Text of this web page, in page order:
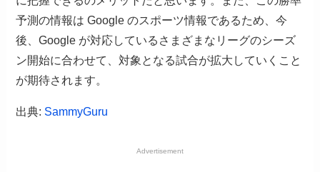
予測の情報は Google のスポーツ情報であるため、今
後、Google が対応しているさまざまなリーグのシーズ
ン開始に合わせて、対象となる試合が拡大していくこと
が期待されます。
出典: SammyGuru
Advertisement